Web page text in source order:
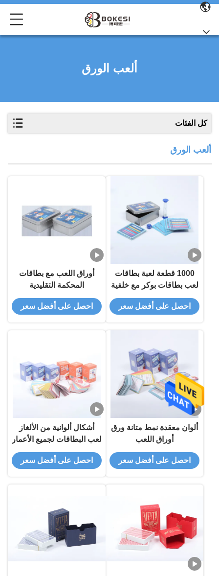
ألعب الورق
كل الفئات
ألعب الورق
1000 قطعة لعبة بطاقات
لعب بطاقات بوكر مع خلفية
ألوانية
احصل على أفضل سعر
أوراق اللعب مع بطاقات
المحكمة التقليدية
احصل على أفضل سعر
ألوان معقدة نمط متانة ورق
أوراق اللعب
احصل على أفضل سعر
أشكال ألوانية من الألغاز
لعب البطاقات لجميع الأعمار
احصل على أفضل سعر